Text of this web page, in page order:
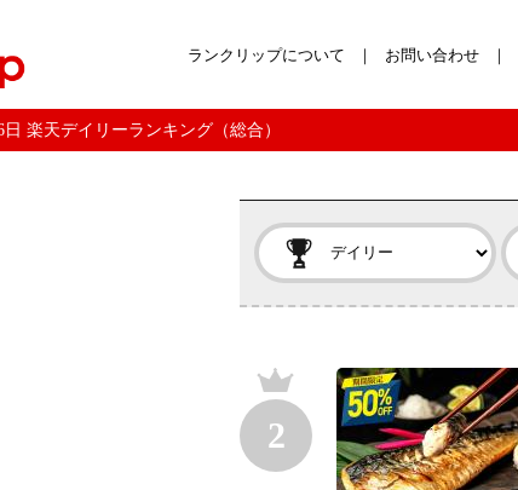
ランクリップについて お問い合わせ
日 楽天デイリーランキング（総合）
2